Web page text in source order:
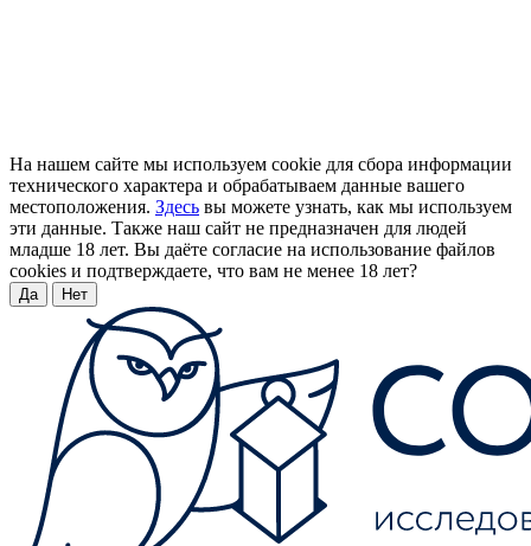
На нашем сайте мы используем cookie для сбора информации
технического характера и обрабатываем данные вашего
местоположения. Здесь вы можете узнать, как мы используем
эти данные. Также наш сайт не предназначен для людей
младше 18 лет. Вы даёте согласие на использование файлов
cookies и подтверждаете, что вам не менее 18 лет?
Да Нет